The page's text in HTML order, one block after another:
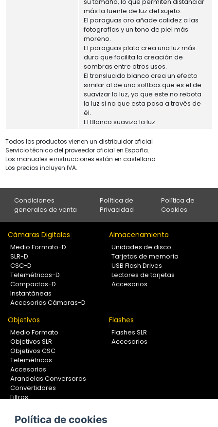
más la fuente de luz del sujeto.
El paraguas oro añade calidez a las
fotografías y un tono de piel más
moreno.
El paraguas plata crea una luz más
dura que facilita la creación de
sombras entre otros usos.
El translucido blanco crea un efecto
similar al de una softbox que es el de
suavizar la luz, ya que este no rebota
la luz si no que esta pasa a través de
él.
El Blanco suaviza la luz.
Todos los productos vienen un distribuidor oficial
Servicio técnico del proveedor oficial en España.
Los manuales e instrucciones están en castellano.
Los precios incluyen IVA.
Condiciones
generales de venta
Política de
Privacidad
Política de
Cookies
Cámaras Digitales
Medio Formato-D
SLR-D
CSC-D
Telemétricas-D
Compactas-D
Instantáneas
Accesorios Cámaras-D
Almacenamiento
Unidades de disco
Tarjetas de memoria
USB Flash Drives
Lectores de tarjetas
Accesorios
Objetivos
Medio Formato
Objetivos SLR
Objetivos CSC
Telemétricos
Accesorios
Arandelas Conversoras
Convertidores
Filtros
Calibradores
Flashes
Flashes SLR
Accesorios
Política de cookies